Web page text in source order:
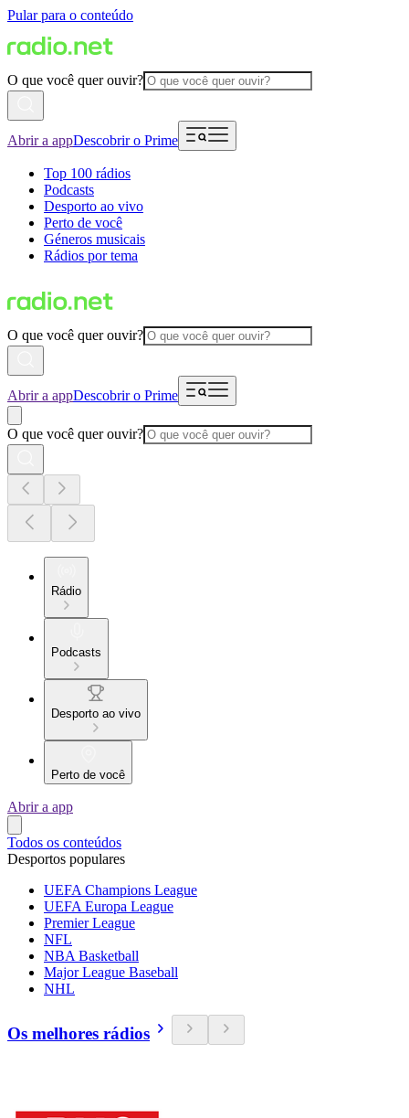
Pular para o conteúdo
O que você quer ouvir?
Abrir a appDescobrir o Prime
Top 100 rádios
Podcasts
Desporto ao vivo
Perto de você
Géneros musicais
Rádios por tema
O que você quer ouvir?
Abrir a appDescobrir o Prime
O que você quer ouvir?
Rádio
Podcasts
Desporto ao vivo
Perto de você
Abrir a app
Todos os conteúdos
Desportos populares
UEFA Champions League
UEFA Europa League
Premier League
NFL
NBA Basketball
Major League Baseball
NHL
Os melhores rádios